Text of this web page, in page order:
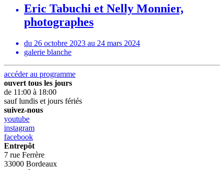
Eric Tabuchi et Nelly Monnier,
photographes
du 26 octobre 2023 au 24 mars 2024
galerie blanche
accéder au programme
ouvert tous les jours
de 11:00 à 18:00
sauf lundis et jours fériés
suivez-nous
youtube
instagram
facebook
Entrepôt
7 rue Ferrère
33000 Bordeaux